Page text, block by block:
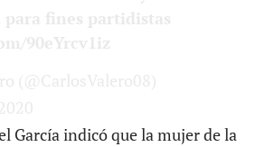
García indicó que la mujer de la